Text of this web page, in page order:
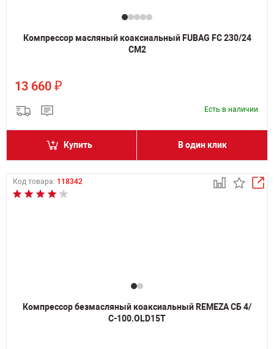
Компрессор масляный коаксиальный FUBAG FС 230/24
CM2
13 660 ₽
Есть в наличии
Купить В один клик
Код товара: 118342
Компрессор безмасляный коаксиальный REMEZA СБ 4/
С-100.OLD15Т